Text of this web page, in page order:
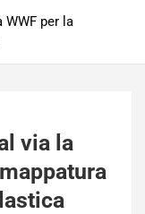
per la
via la